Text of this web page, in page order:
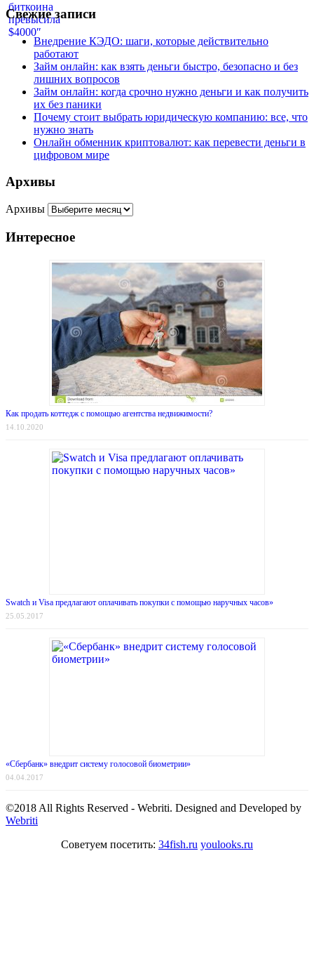
Свежие записи
Внедрение КЭДО: шаги, которые действительно
работают
Займ онлайн: как взять деньги быстро, безопасно и без
лишних вопросов
Займ онлайн: когда срочно нужно деньги и как получить
их без паники
Почему стоит выбрать юридическую компанию: все, что
нужно знать
Онлайн обменник криптовалют: как перевести деньги в
цифровом мире
Архивы
Архивы
Интересное
Как продать коттедж с помощью агентства недвижимости?
14.10.2020
Swatch и Visa предлагают оплачивать покупки с помощью наручных часов»
25.05.2017
«Сбербанк» внедрит систему голосовой биометрии»
04.04.2017
©2018 All Rights Reserved - Webriti. Designed and Developed by
Webriti
Советуем посетить: 34fish.ru youlooks.ru